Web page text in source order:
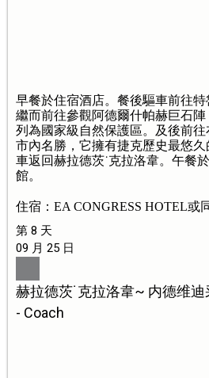
早餐於住宿酒店。餐後驅車前往特
繼而前往參觀阿德爾什帕赫巨石陣
列為國家級自然保護區。及後前
市內名勝，它擁有捷克歷史最悠
車返回赫拉德茨˙克拉洛韋。午餐
館。
住宿：EA CONGRESS HOTEL或
第 8 天
09 月 25 日
赫拉德茨˙克拉洛韋~ 内德维
- Coach